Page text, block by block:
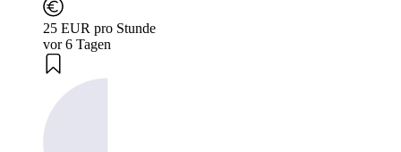
25 EUR pro Stunde
vor 6 Tagen